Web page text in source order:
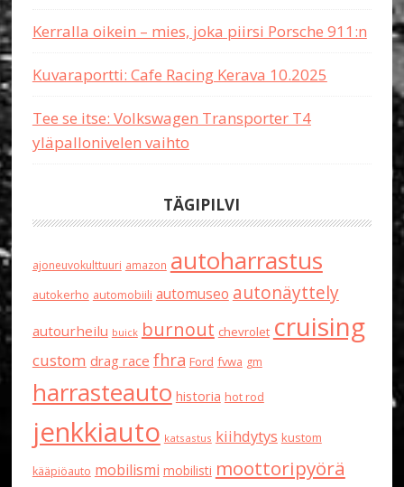
Kerralla oikein – mies, joka piirsi Porsche 911:n
Kuvaraportti: Cafe Racing Kerava 10.2025
Tee se itse: Volkswagen Transporter T4
yläpallonivelen vaihto
TÄGIPILVI
ajoneuvokulttuuri amazon autoharrastus
autokerho automobiili automuseo autonäyttely
autourheilu buick burnout chevrolet cruising
custom drag race fhra Ford fvwa gm
harrasteauto historia hot rod
jenkkiauto katsastus kiihdytys kustom
kääpiöauto mobilismi mobilisti moottoripyörä